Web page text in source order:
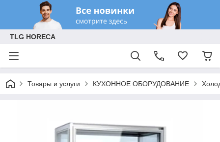
TLG HORECA
Товары и услуги КУХОННОЕ ОБОРУДОВАНИЕ